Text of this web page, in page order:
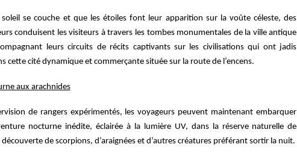
se couche et que les étoiles font leur apparition sur la voûte céleste, des
conduisent les visiteurs à travers les tombes monumentales de la ville antique
leurs circuits de récits captivants sur les civilisations qui ont jadis
cette cité dynamique et commerçante située sur la route de l’encens.
aux arachnides
de rangers expérimentés, les voyageurs peuvent maintenant embarquer
nocturne inédite, éclairée à la lumière UV, dans la réserve naturelle de
découverte de scorpions, d’araignées et d’autres créatures préférant sortir la nuit.